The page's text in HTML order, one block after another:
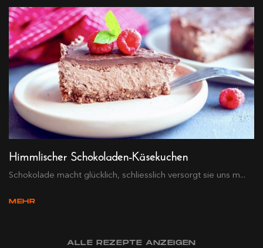
Himmlischer Schokoladen-Käsekuchen
Schokolade macht glücklich, schliesslich versorgt sie uns m...
MEHR
ALLE REZEPTE ANZEIGEN